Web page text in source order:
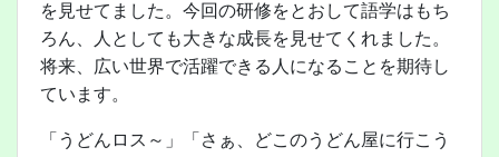
を見せてました。今回の研修をとおして語学はもち
ろん、人としても大きな成長を見せてくれました。
将来、広い世界で活躍できる人になることを期待し
ています。
「うどんロス～」「さぁ、どこのうどん屋に行こう